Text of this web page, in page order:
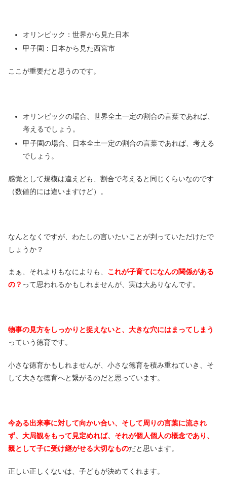
オリンピック：世界から見た日本
甲子園：日本から見た西宮市
ここが重要だと思うのです。
オリンピックの場合、世界全土一定の割合の言葉であれば、
考えるでしょう。
甲子園の場合、日本全土一定の割合の言葉であれば、考える
でしょう。
感覚として規模は違えども、割合で考えると同じくらいなのです
（数値的には違いますけど）。
なんとなくですが、わたしの言いたいことが判っていただけたで
しょうか？
まぁ、それよりもなによりも、 これが子育てになんの関係がある
の？ って思われるかもしれませんが、実は大ありなんです。
物事の見方をしっかりと捉えないと、大きな穴にはまってしまう
っていう徳育です。
小さな徳育かもしれませんが、小さな徳育を積み重ねていき、そ
して大きな徳育へと繋がるのだと思っています。
今ある出来事に対して向かい合い、そして周りの言葉に流され
ず、大局観をもって見定めれば、それが個人個人の概念であり、
親として子に受け継がせる大切なものだと思います。
正しい正しくないは、子どもが決めてくれます。